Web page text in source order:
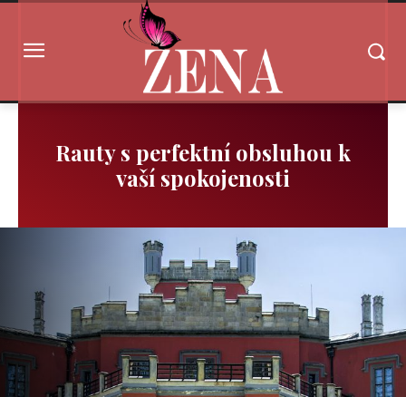
Rauty s perfektní obsluhou k
vaší spokojenosti